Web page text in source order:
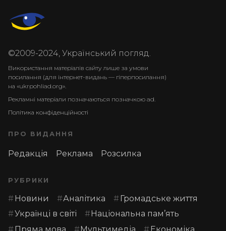
©2009-2024, Український погляд.
Використання матеріалів сайту лише за умови
посилання (для інтернет-видань — гіперпосилання)
на «ukrpohliad.org».
Рекламні матеріали позначаються позначкою ad.
Політика конфіденційності
ПРО ВИДАННЯ
Редакція Реклама Розсилка
РУБРИКИ
Новини Аналітика
Громадське життя
Українці в світі
Національна пам’ять